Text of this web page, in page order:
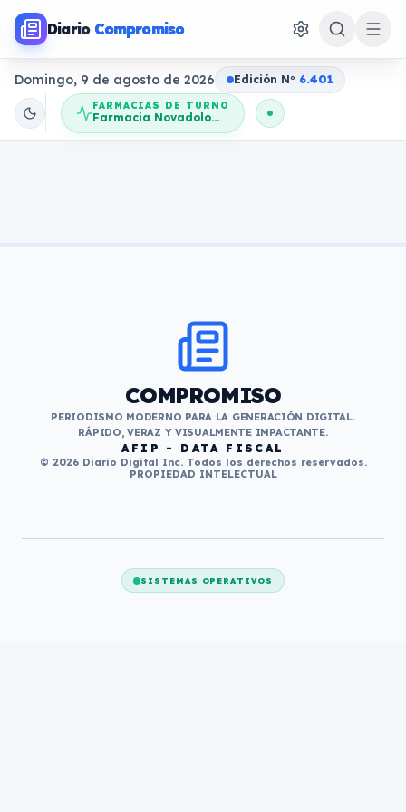
Diario Compromiso
Domingo, 9 de agosto de 2026 Edición No 6.401
FARMACIAS DE TURNO
Farmacia Novadolores
COMPROMISO
PERIODISMO MODERNO PARA LA GENERACIÓN DIGITAL.
RÁPIDO, VERAZ Y VISUALMENTE IMPACTANTE.
AFIP - DATA FISCAL
© 2026 Diario Digital Inc. Todos los derechos reservados.
PROPIEDAD INTELECTUAL
SISTEMAS OPERATIVOS